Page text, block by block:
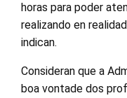
horas para poder
realizando en
indican.
Consideran que a
boa vontade dos